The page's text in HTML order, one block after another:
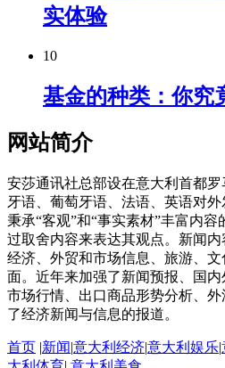
实体验
10
基金的种类：你究
网站简介
安莎通讯社总部设在意大利首都
牙语、葡萄牙语、法语、英语对
秉承“客观”和“事实素材”丰富内
过取舍内容来表达其观点。新闻内
经济、外贸和市场信息、旅游、
面。近年来加强了新闻预报、国
市场行情、出口商品形势分析、
了经济新闻与信息的报道。
首页 |新闻|意大利经济|意大利娱乐|